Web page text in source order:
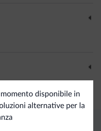
disponibile in
alternative per la